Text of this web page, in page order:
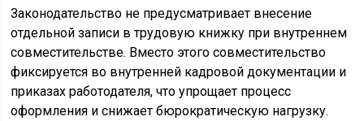
Законодательство не предусматривает внесение
отдельной записи в трудовую книжку при внутреннем
совместительстве. Вместо этого совместительство
фиксируется во внутренней кадровой документации и
приказах работодателя, что упрощает процесс
оформления и снижает бюрократическую нагрузку.